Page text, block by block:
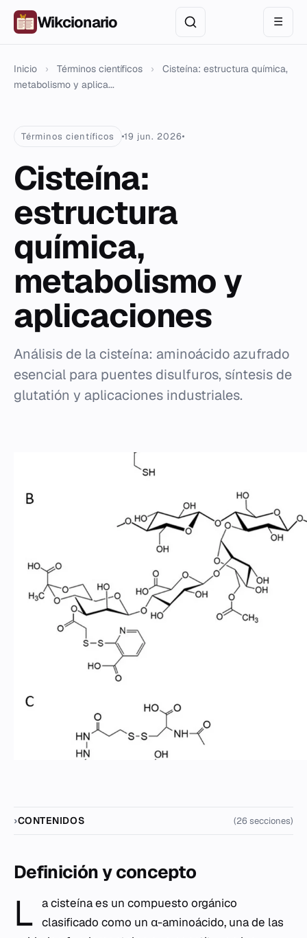
Wikcionario ☰
Inicio › Términos científicos ›
Cisteína: estructura química,
metabolismo y aplica...
Términos científicos 19 jun. 2026
Cisteína:
estructura
química,
metabolismo y
aplicaciones
Análisis de la cisteína: aminoácido azufrado
esencial para puentes disulfuros, síntesis de
glutatión y aplicaciones industriales.
CONTENIDOS (26 secciones)
Definición y concepto
L a cisteína es un compuesto orgánico
clasificado como un α-aminoácido, una de las